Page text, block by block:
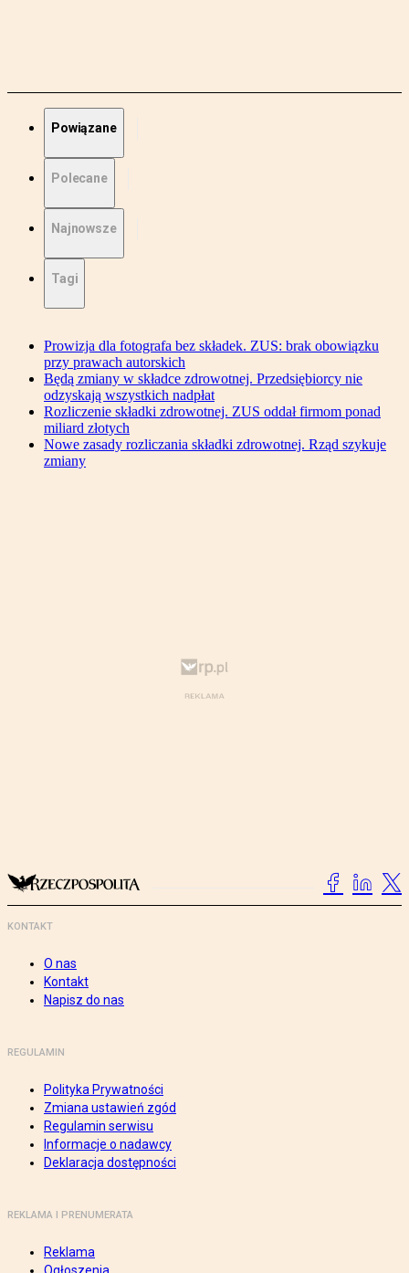
Powiązane
Polecane
Najnowsze
Tagi
Prowizja dla fotografa bez składek. ZUS: brak obowiązku
przy prawach autorskich
Będą zmiany w składce zdrowotnej. Przedsiębiorcy nie
odzyskają wszystkich nadpłat
Rozliczenie składki zdrowotnej. ZUS oddał firmom ponad
miliard złotych
Nowe zasady rozliczania składki zdrowotnej. Rząd szykuje
zmiany
KONTAKT
O nas
Kontakt
Napisz do nas
REGULAMIN
Polityka Prywatności
Zmiana ustawień zgód
Regulamin serwisu
Informacje o nadawcy
Deklaracja dostępności
REKLAMA I PRENUMERATA
Reklama